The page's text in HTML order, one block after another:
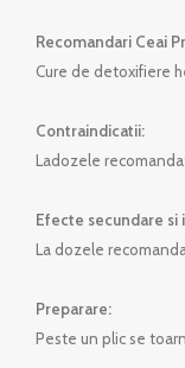
Recomandari Ceai
Cure de detoxifiere
Contraindicatii:
Ladozele
Efecte secundare si
La dozele
Preparare:
Peste un plic se